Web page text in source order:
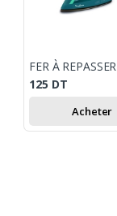
125 DT
Acheter